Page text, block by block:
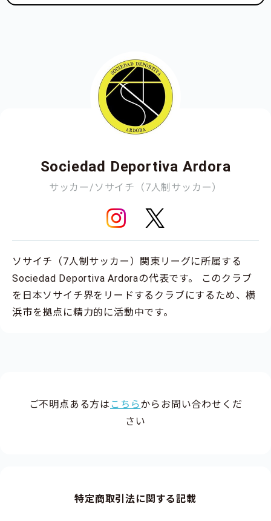
Sociedad Deportiva Ardora
サッカー/ソサイチ（7人制サッカー）
ソサイチ（7人制サッカー）関東リーグに所属する
Sociedad Deportiva Ardoraの代表です。 このクラブ
を日本ソサイチ界をリードするクラブにするため、横
浜市を拠点に精力的に活動中です。
ご不明点ある方は こちらからお問い合わせくだ
さい
特定商取引法に関する記載